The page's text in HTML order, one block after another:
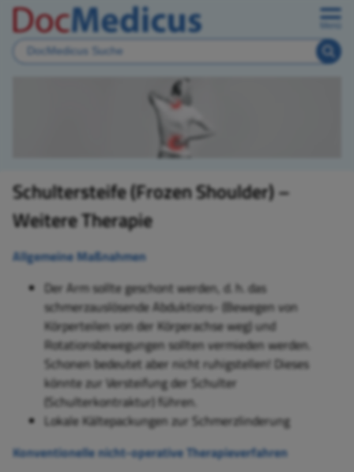
Schultersteife (Frozen Shoulder) –
Weitere Therapie
Allgemeine Maßnahmen
Der Arm sollte geschont werden, d. h. das
schmerzauslösende Abduktions- (Bewegen von
Körperteilen von der Körperachse weg) und
Rotationsbewegungen sollten vermieden werden.
Schonen bedeutet aber nicht ruhigstellen! Dieses
könnte zur Versteifung der Schulter
(Schulterkontraktur) führen.
Lokale Kältepackungen zur Schmerzlinderung
Konventionelle nicht-operative Therapieverfahren